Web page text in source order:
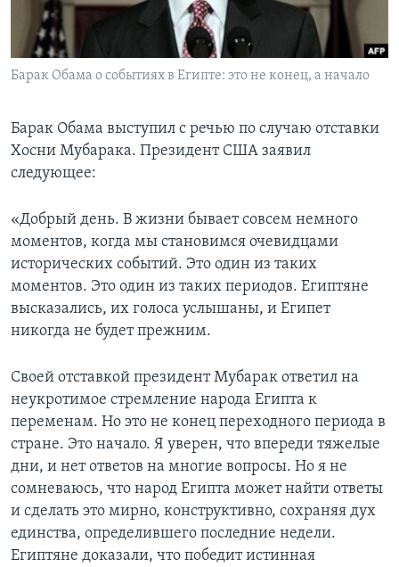
Learning English
СОЦИАЛЬНЫЕ СЕТИ
Языки
Барак Обама о событиях в Египте: это не конец, а начало
Барак Обама выступил с речью по случаю отставки
Хосни Мубарака. Президент США заявил
следующее:
«Добрый день. В жизни бывает совсем немного
моментов, когда мы становимся очевидцами
исторических событий. Это один из таких
моментов. Это один из таких периодов. Египтяне
высказались, их голоса услышаны, и Египет
никогда не будет прежним.
Своей отставкой президент Мубарак ответил на
неукротимое стремление народа Египта к
переменам. Но это не конец переходного периода в
стране. Это начало. Я уверен, что впереди тяжелые
дни, и нет ответов на многие вопросы. Но я не
сомневаюсь, что народ Египта может найти ответы
и сделать это мирно, конструктивно, сохраняя дух
единства, определившего последние недели.
Египтяне доказали, что победит истинная